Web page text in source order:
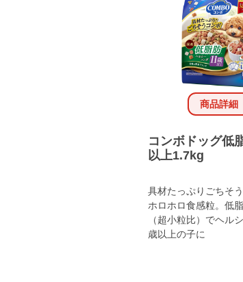
商品詳細
コンボドッグ低
以上1.7kg
具材たっぷりごちそ
ホロホロ食感粒。低
（超小粒比）でヘル
歳以上の子に